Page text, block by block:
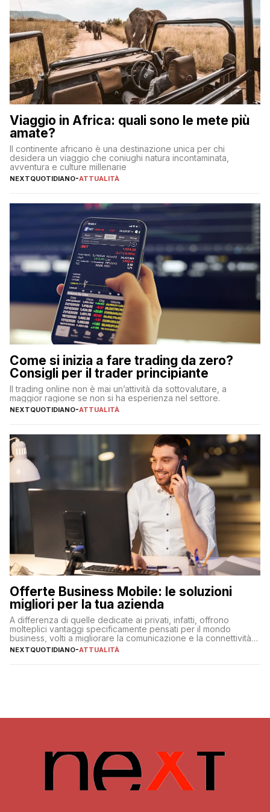
Viaggio in Africa: quali sono le mete più
amate?
Il continente africano è una destinazione unica per chi
desidera un viaggio che coniughi natura incontaminata,
avventura e culture millenarie
NEXTQUOTIDIANO-ATTUALITÀ
Come si inizia a fare trading da zero?
Consigli per il trader principiante
Il trading online non è mai un’attività da sottovalutare, a
maggior ragione se non si ha esperienza nel settore.
NEXTQUOTIDIANO-ATTUALITÀ
Offerte Business Mobile: le soluzioni
migliori per la tua azienda
A differenza di quelle dedicate ai privati, infatti, offrono
molteplici vantaggi specificamente pensati per il mondo
business, volti a migliorare la comunicazione e la connettività
degli utenti
NEXTQUOTIDIANO-ATTUALITÀ